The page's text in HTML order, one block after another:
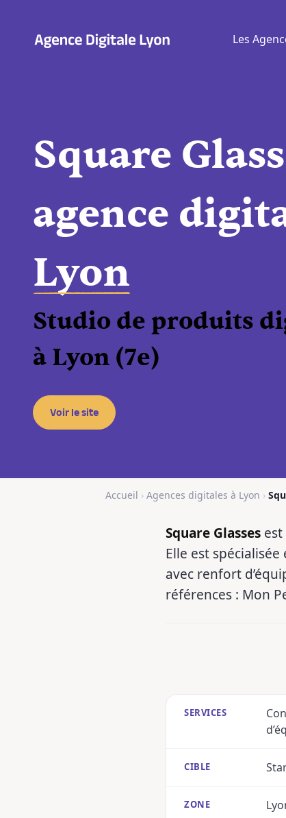
contenu
Les
Square
agence
Lyon
Studio de produits
à Lyon (7e)
Voir le site
Accueil › Agences digitales à Lyon ›
Square Glasses
Elle est
avec renfort
références : Mon
SERVICES
CIBLE
ZONE